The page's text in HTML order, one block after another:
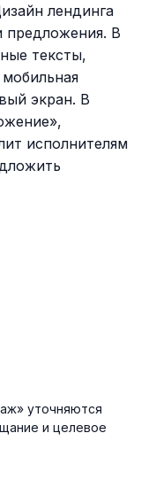
лендинга
предложения. В
тексты,
экран. В
исполнителям
уточняются
и целевое